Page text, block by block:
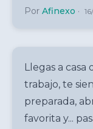
Por Afinexo ·
Llegas a
trabajo, te
preparada,
favorita y...